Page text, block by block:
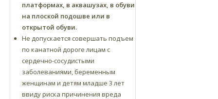
платформах, в аквашузах, в обуви
на плоской подошве или в
открытой обуви.
Не допускается совершать подъем
по канатной дороге лицам с
сердечно-сосудистыми
заболеваниями, беременным
женщинам и детям младше 3 лет
ввиду риска причинения вреда